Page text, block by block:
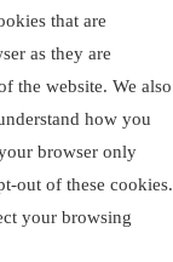
that are
as they are
the website. We also
how you
browser only
out of these cookies.
your browsing